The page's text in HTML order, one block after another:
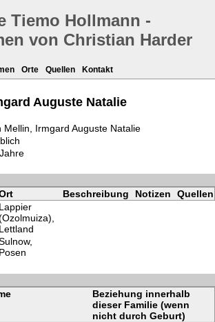
Tiemo Hollmann -
von Christian Harder
Orte Quellen Kontakt
Auguste Natalie
Mellin, Irmgard Auguste Natalie
Beschreibung Notizen
Quellen
Lappier
Lettland
Posen
Beziehung innerhalb
dieser Familie (wenn
nicht durch Geburt)